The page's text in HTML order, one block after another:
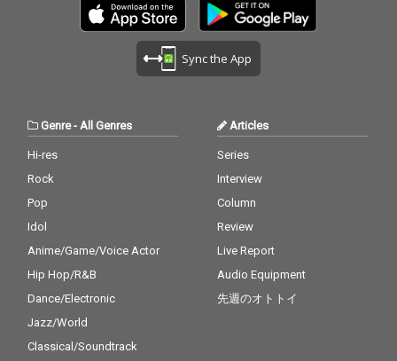
Sync the App
Genre- All Genres
Hi-res
Rock
Pop
Idol
Anime/Game/Voice Actor
Hip Hop/R&B
Dance/Electronic
Jazz/World
Classical/Soundtrack
Articles
Series
Interview
Column
Review
Live Report
Audio Equipment
先週のオトトイ